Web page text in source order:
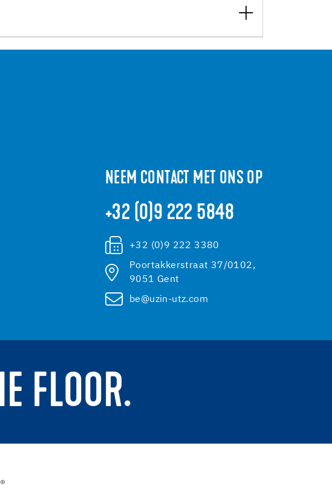
NEEM CONTACT MET ONS OP
+32 (0)9 222 5848
+32 (0)9 222 3380
Poortakkerstraat 37/0102,
9051 Gent
be@uzin-utz.com
FLOOR.